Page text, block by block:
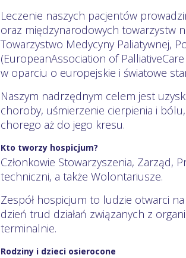
Leczenie naszych pacjentów
oraz międzynarodowych towarzystw
Towarzystwo Medycyny Paliatywnej,
(EuropeanAssociation of
w oparciu o europejskie i światowe
Naszym nadrzędnym celem jest
choroby, uśmierzenie cierpienia i
chorego aż do jego kresu.
Kto tworzy hospicjum?
Członkowie Stowarzyszenia, Zarząd,
techniczni, a także Wolontariusze.
Zespół hospicjum to ludzie otwarci
dzień trud działań związanych z
terminalnie.
Rodziny i dzieci osierocone